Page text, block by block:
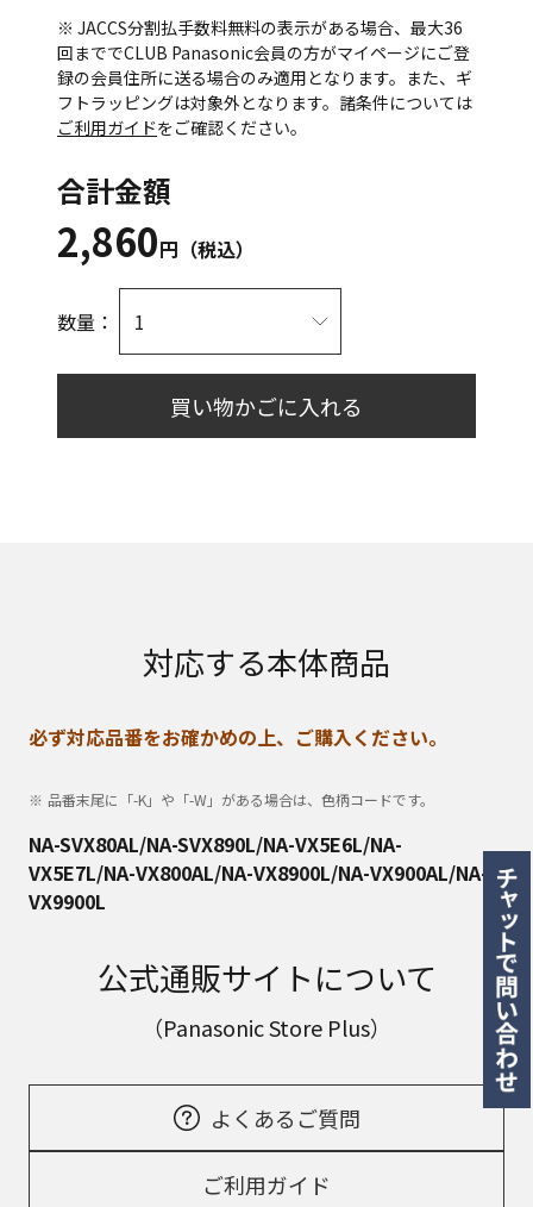
※ JACCS分割払手数料無料の表示がある場合、最大36
回まででCLUB Panasonic会員の方がマイページにご登
録の会員住所に送る場合のみ適用となります。また、ギ
フトラッピングは対象外となります。諸条件については
ご利用ガイドをご確認ください。
合計金額
2,860円（税込）
数量：
買い物かごに入れる
対応する本体商品
必ず対応品番をお確かめの上、ご購入ください。
品番末尾に「-K」や「-W」がある場合は、色柄コードです。
NA-SVX80AL/NA-SVX890L/NA-VX5E6L/NA-
VX5E7L/NA-VX800AL/NA-VX8900L/NA-VX900AL/NA-
VX9900L
公式通販サイトについて
（Panasonic Store Plus）
よくあるご質問
ご利用ガイド